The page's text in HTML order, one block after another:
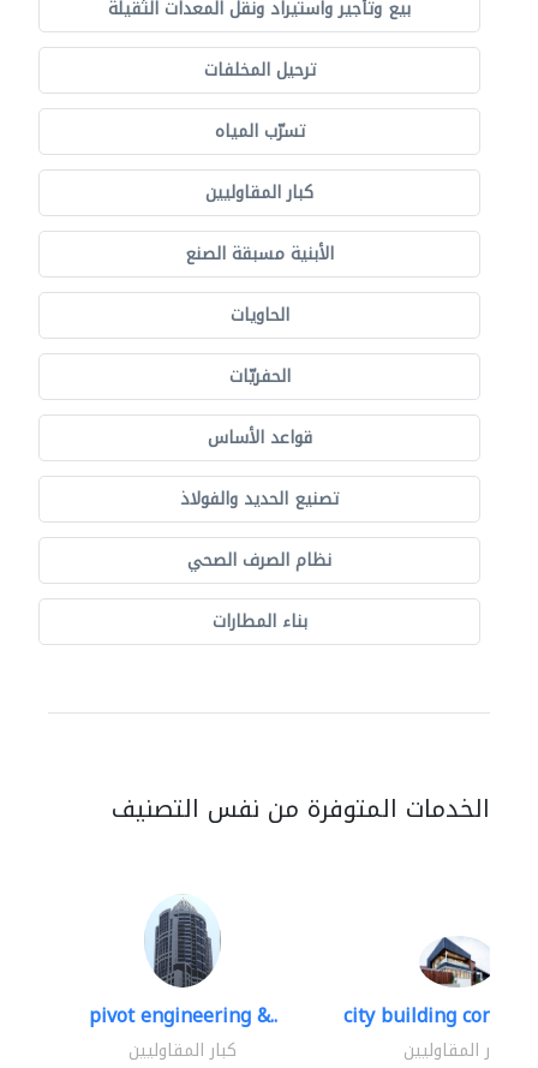
بيع وتأجير واستيراد ونقل المعدات الثقيلة
ترحيل المخلفات
تسرّب المياه
كبار المقاوليين
الأبنية مسبقة الصنع
الحاويات
الحفريّات
قواعد الأساس
تصنيع الحديد والفولاذ
نظام الصرف الصحي
بناء المطارات
الخدمات المتوفرة من نفس التصنيف
pivot engineering &..
كبار المقاوليين
city building
كبار المقاوليين